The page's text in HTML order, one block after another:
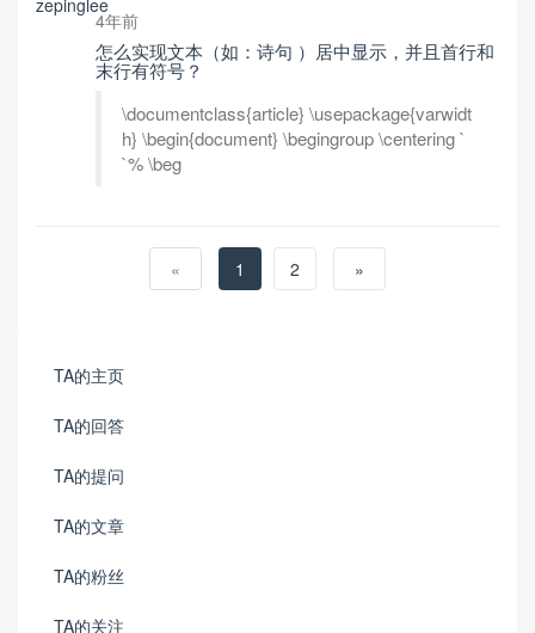
4年前
怎么实现文本（如：诗句 ）居中显示，并且首行和
末行有符号？
\documentclass{article} \usepackage{varwidt
h} \begin{document} \begingroup \centering `
`% \beg
« 1 2 »
TA的主页
TA的回答
TA的提问
TA的文章
TA的粉丝
TA的关注